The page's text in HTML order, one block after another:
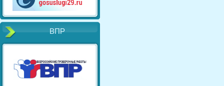
ВПР